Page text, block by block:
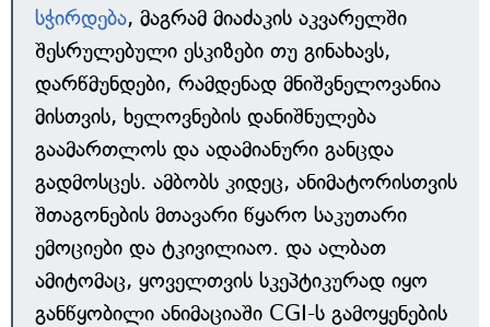
სჭირდება, მაგრამ მიაძაკის აკვარელში
შესრულებული ესკიზები თუ გინახავს,
დარწმუნდები, რამდენად მნიშვნელოვანია
მისთვის, ხელოვნების დანიშნულება
გაამართლოს და ადამიანური განცდა
გადმოსცეს. ამბობს კიდეც, ანიმატორისთვის
შთაგონების მთავარი წყარო საკუთარი
ემოციები და ტკივილიაო. და ალბათ
ამიტომაც, ყოველთვის სკეპტიკურად იყო
განწყობილი ანიმაციაში CGI-ს გამოყენების